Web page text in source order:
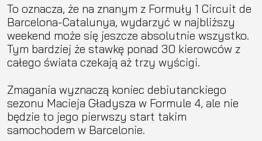
To oznacza, że na znanym z Formuły 1 Circuit de
Barcelona-Catalunya, wydarzyć w najbliższy
weekend może się jeszcze absolutnie wszystko.
Tym bardziej że stawkę ponad 30 kierowców z
całego świata czekają aż trzy wyścigi.
Zmagania wyznaczą koniec debiutanckiego
sezonu Macieja Gładysza w Formule 4, ale nie
będzie to jego pierwszy start takim
samochodem w Barcelonie.